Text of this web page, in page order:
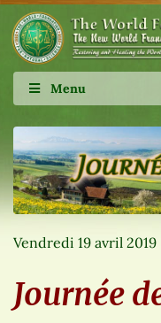
Menu
Vendredi 19 avril 2019
Journée